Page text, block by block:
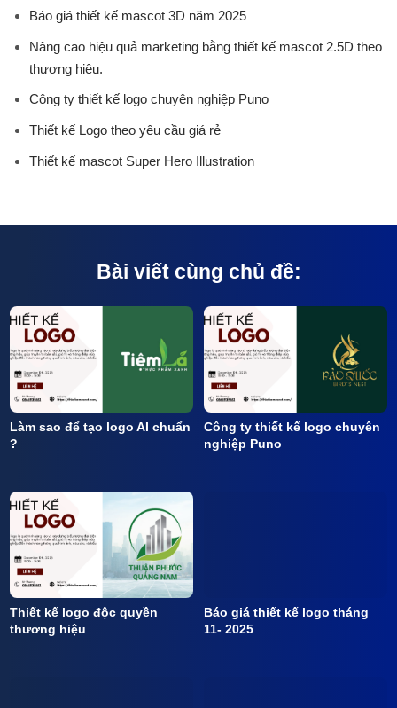
Báo giá thiết kế mascot 3D năm 2025
Nâng cao hiệu quả marketing bằng thiết kế mascot 2.5D theo
thương hiệu.
Công ty thiết kế logo chuyên nghiệp Puno
Thiết kế Logo theo yêu cầu giá rẻ
Thiết kế mascot Super Hero Illustration
Bài viết cùng chủ đề:
Làm sao để tạo logo AI chuẩn
?
Công ty thiết kế logo chuyên
nghiệp Puno
Thiết kế logo độc quyền
thương hiệu
Báo giá thiết kế logo tháng
11- 2025